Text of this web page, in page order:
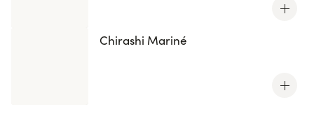
Chirashi Mariné